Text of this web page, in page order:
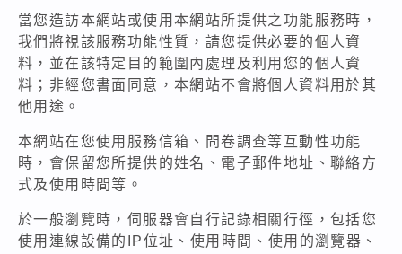
當您造訪本網站或使用本網站所提供之功能服務時，
我們將視該服務功能性質，請您提供必要的個人資
料，並在該特定目的範圍內處理及利用您的個人資
料；非經您書面同意，本網站不會將個人資料用於其
他用途。
本網站在您使用服務信箱、問卷調查等互動性功能
時，會保留您所提供的姓名、電子郵件地址、聯絡方
式及使用時間等。
於一般瀏覽時，伺服器會自行記錄相關行徑，包括您
使用連線設備的IP位址、使用時間、使用的瀏覽器、